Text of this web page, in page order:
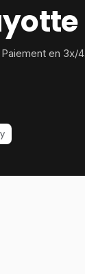
en 3x/